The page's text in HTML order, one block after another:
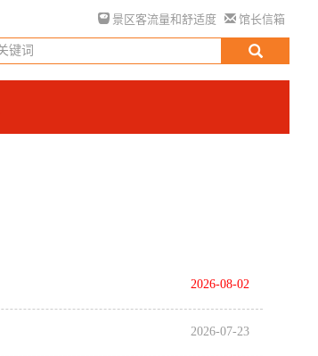
景区客流量和舒适度 馆长信箱
2026-08-02
2026-07-23